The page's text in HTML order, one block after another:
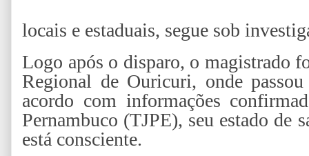
locais e estaduais, segue sob
Logo após o disparo, o magistrado
Regional de Ouricuri, onde
acordo com informações
Pernambuco (TJPE), seu estado de
está consciente.